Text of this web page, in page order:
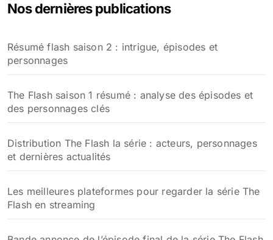
r
e
r
Nos dernières publications
Résumé flash saison 2 : intrigue, épisodes et
personnages
The Flash saison 1 résumé : analyse des épisodes et
des personnages clés
Distribution The Flash la série : acteurs, personnages
et dernières actualités
Les meilleures plateformes pour regarder la série The
Flash en streaming